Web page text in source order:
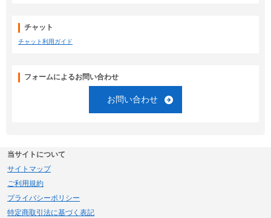
チャット
チャット利用ガイド
フォームによるお問い合わせ
お問い合わせ
当サイトについて
サイトマップ
ご利用規約
プライバシーポリシー
特定商取引法に基づく表記